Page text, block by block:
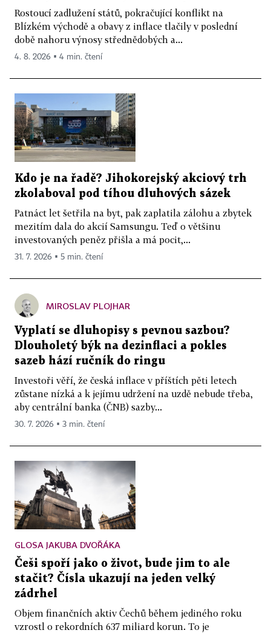
Rostoucí zadlužení států, pokračující konflikt na
Blízkém východě a obavy z inflace tlačily v poslední
době nahoru výnosy střednědobých a...
4. 8. 2026 ▪ 4 min. čtení
Kdo je na řadě? Jihokorejský akciový trh
zkolaboval pod tíhou dluhových sázek
Patnáct let šetřila na byt, pak zaplatila zálohu a zbytek
mezitím dala do akcií Samsungu. Teď o většinu
investovaných peněz přišla a má pocit,...
31. 7. 2026 ▪ 5 min. čtení
MIROSLAV PLOJHAR
Vyplatí se dluhopisy s pevnou sazbou?
Dlouholetý býk na dezinflaci a pokles
sazeb hází ručník do ringu
Investoři věří, že česká inflace v příštích pěti letech
zůstane nízká a k jejímu udržení na uzdě nebude třeba,
aby centrální banka (ČNB) sazby...
30. 7. 2026 ▪ 3 min. čtení
GLOSA JAKUBA DVOŘÁKA
Češi spoří jako o život, bude jim to ale
stačit? Čísla ukazují na jeden velký
zádrhel
Objem finančních aktiv Čechů během jediného roku
vzrostl o rekordních 637 miliard korun. To je